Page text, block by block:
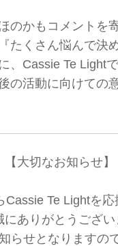
のかもコメントを
たくさん悩んで決
、Cassie Te Light
の活動に向けての
【大切なお知らせ】
Cassie Te Lightを
にありがとうござい
らせとなりますの